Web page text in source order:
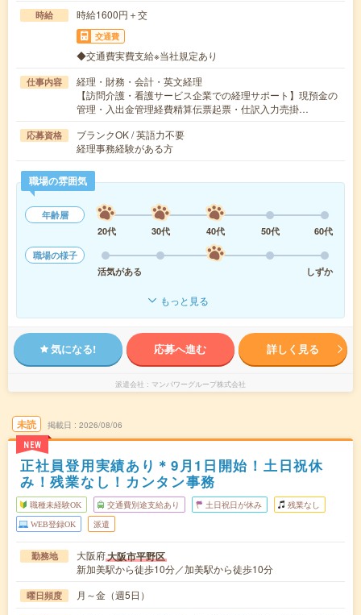
時給 時給1600円＋交
交通費
◆交通費実費支給※当社規定あり
仕事内容
経理・財務・会計・英文経理
【訪問介護・看護サービス企業での経理サポート】現預金の
管理・入出金管理経費精算伝票起票・仕訳入力売掛…
応募資格
ブランクOK / 英語力不要
経理事務経験がある方
職場の雰囲気
年齢層
20代
30代 40代 50代
60代
職場の様子
活気がある
しずか
もっと見る
気になる! 応募へ進む 詳しく見る
派遣会社 マンパワーグループ株式会社
未読
NEW
掲載日 2026/08/06
正社員登用実績あり＊9月1日開始！土日祝休
み！残業なし！カンタン事務
職種未経験OK 交通費別途支給あり 土日祝日が休み 残業なし
WEB登録OK 派遣
勤務地 大阪府大阪市平野区
新加美駅から徒歩10分／加美駅から徒歩10分
曜日頻度 月～金（週5日）